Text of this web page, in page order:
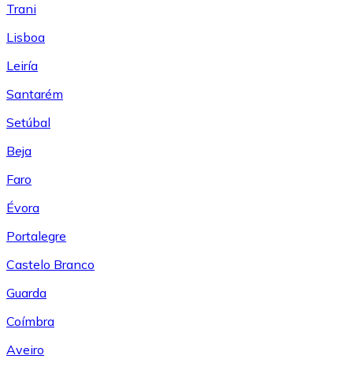
Trani
Lisboa
Leiría
Santarém
Setúbal
Beja
Faro
Évora
Portalegre
Castelo Branco
Guarda
Coímbra
Aveiro